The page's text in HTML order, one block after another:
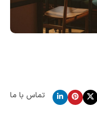
تماس با ما